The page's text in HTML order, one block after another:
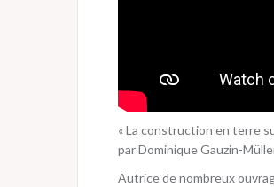
« La construction en terre
par Dominique Gauzin-
Autrice de nombreux